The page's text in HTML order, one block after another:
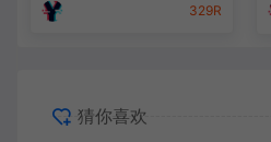
329R
猜你喜欢